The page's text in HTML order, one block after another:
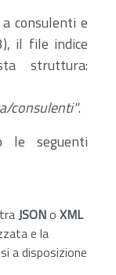
consulenti e
il file indice
struttura:
consulenti".
le seguenti
JSONo XML
e la
a disposizione